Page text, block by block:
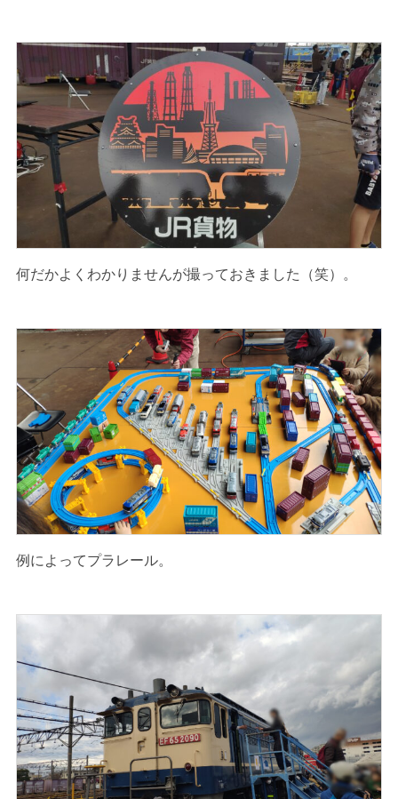
何だかよくわかりませんが撮っておきました（笑）。
例によってプラレール。